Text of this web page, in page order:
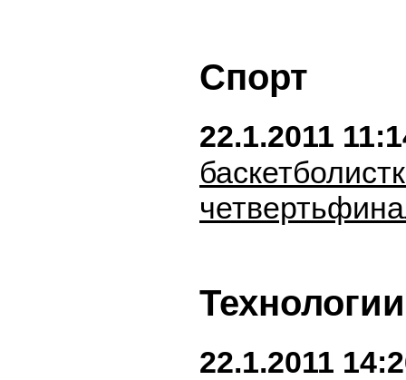
Спорт
22.1.2011
Технологии
22.1.2011